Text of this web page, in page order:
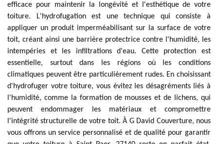
efficace pour maintenir la longévité et l'esthétique de votre
toiture. L'hydrofugation est une technique qui consiste à
appliquer un produit imperméabilisant sur la surface de votre
toit, créant ainsi une barrière protectrice contre l'humidité, les
intempéries et les infiltrations d'eau. Cette protection est
essentielle, surtout dans les régions où les conditions
climatiques peuvent être particulièrement rudes. En choisissant
d'hydrofuger votre toiture, vous évitez les désagréments liés à
l'humidité, comme la formation de mousses et de lichens, qui
peuvent endommager les matériaux et compromettre
l'intégrité structurelle de votre toit. À G David Couverture, nous
vous offrons un service personnalisé et de qualité pour garantir